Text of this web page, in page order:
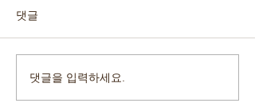
댓글
댓글을 입력하세요.